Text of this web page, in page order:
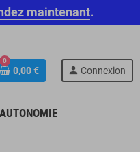
maintenant.
0
0,00 € person Connexion
AUTONOMIE